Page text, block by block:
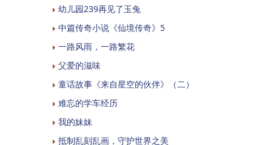
幼儿园239再见了玉兔
中篇传奇小说《仙境传奇》5
一路风雨，一路繁花
父爱的滋味
童话故事《来自星空的伙伴》（二）
难忘的学车经历
我的妹妹
抵制乱刻乱画，守护世界之美